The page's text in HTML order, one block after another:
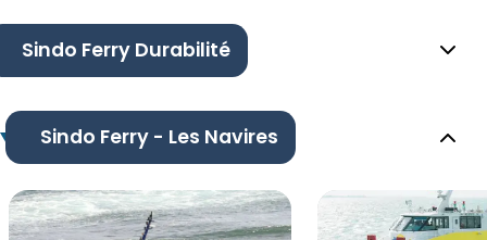
Sindo Ferry Durabilité
Sindo Ferry - Les Navires